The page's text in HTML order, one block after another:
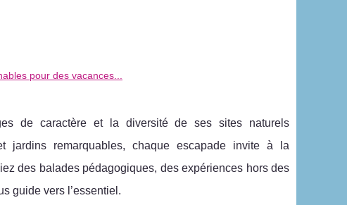
pour des vacances...
de caractère et la diversité de ses sites naturels
jardins remarquables, chaque escapade invite à la
des balades pédagogiques, des expériences hors des
guide vers l’essentiel.